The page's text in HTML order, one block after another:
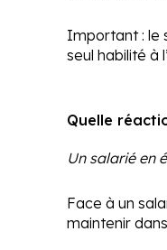
Important : le
seul habilité à
Quelle
Un salarié en
Face à un
maintenir